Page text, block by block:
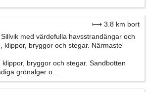
⟼ 3.8 km bort
med värdefulla havsstrandängar och
klippor, bryggor och stegar. Närmaste
bryggor och stegar. Sandbotten
grönalger o...